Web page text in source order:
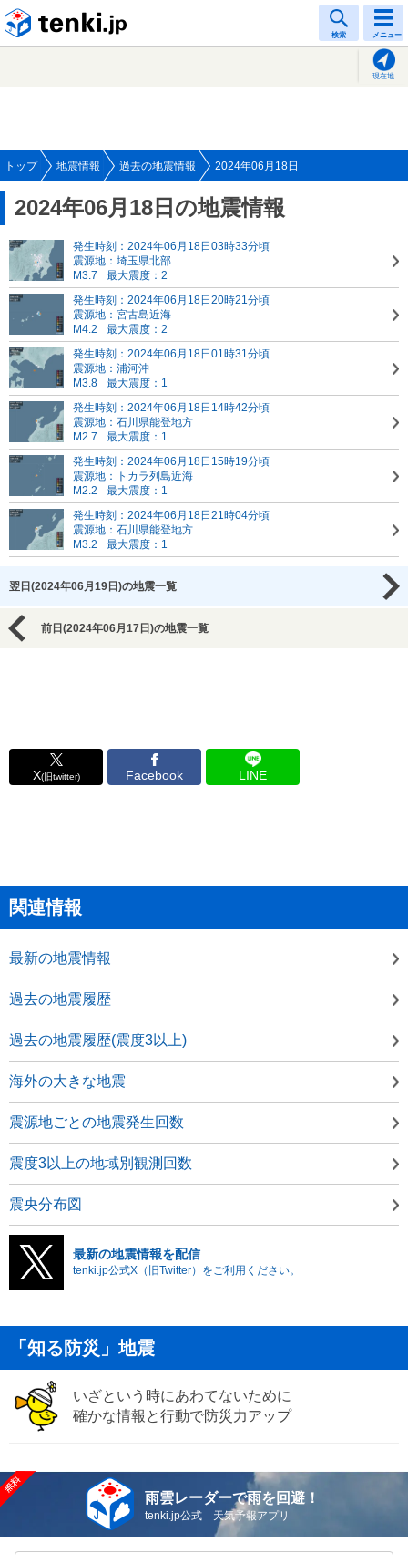
検索 メニュー
現在地
トップ 地震情報 過去の地震情報 2024年06月18日
2024年06月18日の地震情報
発生時刻：2024年06月18日03時33分頃
震源地：埼玉県北部
M3.7
最大震度：2
発生時刻：2024年06月18日20時21分頃
震源地：宮古島近海
M4.2
最大震度：2
発生時刻：2024年06月18日01時31分頃
震源地：浦河沖
M3.8
最大震度：1
発生時刻：2024年06月18日14時42分頃
震源地：石川県能登地方
M2.7
最大震度：1
発生時刻：2024年06月18日15時19分頃
震源地：トカラ列島近海
M2.2
最大震度：1
発生時刻：2024年06月18日21時04分頃
震源地：石川県能登地方
M3.2
最大震度：1
翌日(2024年06月19日)の地震一覧
前日(2024年06月17日)の地震一覧
X(旧twitter) Facebook LINE
関連情報
最新の地震情報
過去の地震履歴
過去の地震履歴(震度3以上)
海外の大きな地震
震源地ごとの地震発生回数
震度3以上の地域別観測回数
震央分布図
最新の地震情報を配信
tenki.jp公式X（旧Twitter）をご利用ください。
「知る防災」地震
いざという時にあわてないために
確かな情報と行動で防災力アップ
雨雲レーダーで雨を回避！
tenki.jp公式 天気予報アプリ